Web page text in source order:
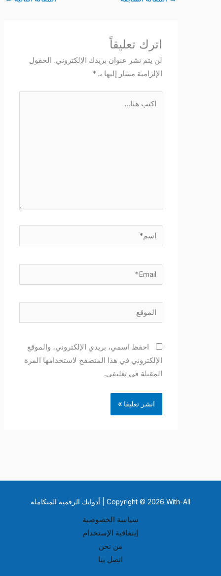
اترك تعليقاً
لن يتم نشر عنوان بريدك الإلكتروني. الحقول
الإلزامية مشار إليها بـ*
احفظ اسمي، بريدي الإلكتروني، والموقع
الإلكتروني في هذا المتصفح لاستخدامها المرة
المقبلة في تعليقي.
Copyright © 2026 With-All | أدواتك الرقمية المتكاملة
سياسة الخصوصية
إيتفاقية الإستخدام
من نحن
اتصل بنا